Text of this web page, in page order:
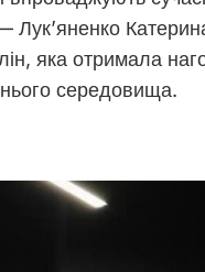
Лук’яненко
яка отримала
середовища.